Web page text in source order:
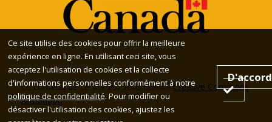
Le contenu de ce site est sous licenceCreative Commons
Attribution
Ce site utilise des cookies pour offrir la meilleure
expérience en ligne. En utilisant ceci site, vous
acceptez l'utilisation de cookies et la collecte
d'informations personnelles conformément à notre
politique de confidentialité. Pour modifier ou
désactiver l'utilisation des cookies, ajustez les
D'accord